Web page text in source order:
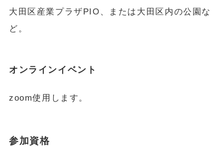
大田区産業プラザPIO、または大田区内の公園な
ど。
オンラインイベント
zoom使用します。
参加資格